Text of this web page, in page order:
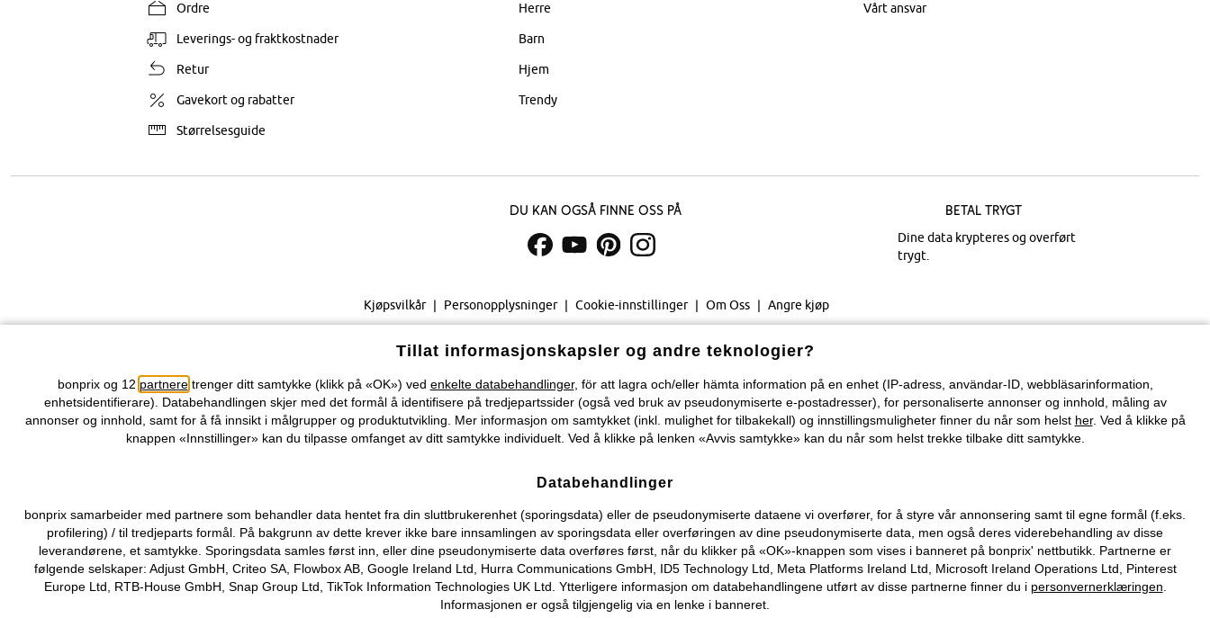
Ordre
Leverings- og fraktkostnader
Retur
Gavekort og rabatter
Størrelsesguide
Herre
Barn
Hjem
Trendy
Vårt ansvar
Du kan også finne oss på Betal trygt
Dine data krypteres og overført
trygt.
Kjøpsvilkår Personopplysninger Cookie-innstillinger Om Oss Angre kjøp
Tillat informasjonskapsler og andre teknologier?
bonprix og 12 partneretrenger ditt samtykke (klikk på «OK») ved enkelte databehandlinger, för att lagra och/eller hämta information på en enhet (IP-adress, användar-ID, webbläsarinformation,
enhetsidentifierare). Databehandlingen skjer med det formål å identifisere på tredjepartssider (også ved bruk av pseudonymiserte e-postadresser), for personaliserte annonser og innhold, måling av
annonser og innhold, samt for å få innsikt i målgrupper og produktutvikling. Mer informasjon om samtykket (inkl. mulighet for tilbakekall) og innstillingsmuligheter finner du når som helst her. Ved å klikke på
knappen «Innstillinger» kan du tilpasse omfanget av ditt samtykke individuelt. Ved å klikke på lenken «Avvis samtykke» kan du når som helst trekke tilbake ditt samtykke.
Databehandlinger
bonprix samarbeider med partnere som behandler data hentet fra din sluttbrukerenhet (sporingsdata) eller de pseudonymiserte dataene vi overfører, for å styre vår annonsering samt til egne formål (f.eks.
profilering) / til tredjeparts formål. På bakgrunn av dette krever ikke bare innsamlingen av sporingsdata eller overføringen av dine pseudonymiserte data, men også deres viderebehandling av disse
leverandørene, et samtykke. Sporingsdata samles først inn, eller dine pseudonymiserte data overføres først, når du klikker på «OK»-knappen som vises i banneret på bonprix' nettbutikk. Partnerne er
følgende selskaper: Adjust GmbH, Criteo SA, Flowbox AB, Google Ireland Ltd, Hurra Communications GmbH, ID5 Technology Ltd, Meta Platforms Ireland Ltd, Microsoft Ireland Operations Ltd, Pinterest
Europe Ltd, RTB-House GmbH, Snap Group Ltd, TikTok Information Technologies UK Ltd. Ytterligere informasjon om databehandlingene utført av disse partnerne finner du i personvernerklæringen
Informasjonen er også tilgjengelig via en lenke i banneret.